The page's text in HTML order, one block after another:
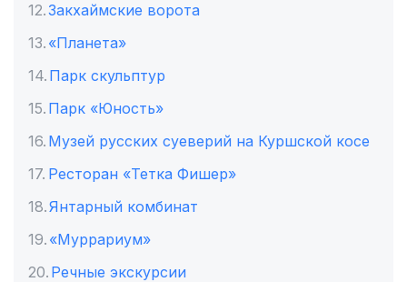
Закхаймские ворота
«Планета»
Парк скульптур
Парк «Юность»
Музей русских суеверий на Куршской косе
Ресторан «Тетка Фишер»
Янтарный комбинат
«Муррариум»
Речные экскурсии